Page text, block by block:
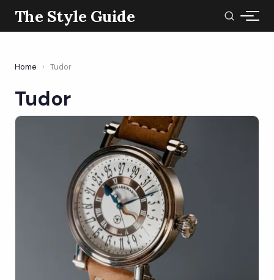
The Style Guide
Home › Tudor
Tudor